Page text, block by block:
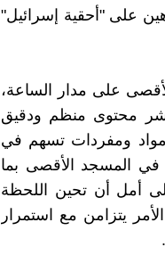
على "أحقية إسرائيل"
على مدار الساعة،
محتوى منظم ودقيق
مواد ومفردات تسهم في
في المسجد الأقصى بما
أمل أن تحين اللحظة
يتزامن مع استمرار